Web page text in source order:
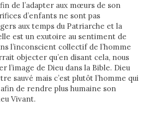
de l’adapter aux mœurs de son
d’enfants ne sont pas
aux temps du Patriarche et la
est un exutoire au sentiment de
l’inconscient collectif de l’homme
objecter qu’en disant cela, nous
l’image de Dieu dans la Bible. Dieu
sauvé mais c’est plutôt l’homme qui
de rendre plus humaine son
Vivant.